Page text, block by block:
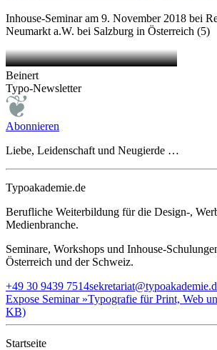
Inhouse-Seminar am 9. November 2018 bei
Neumarkt a.W. bei Salzburg in Österreich (5)
Beinert
Typo-Newsletter
Abonnieren
Liebe, Leidenschaft und Neugierde …
Typoakademie.de
Berufliche Weiterbildung für die Design-,
Medienbranche.
Seminare, Workshops und Inhouse-
Österreich und der Schweiz.
+49 30 9439 7514
Expose Seminar »Typografie für Print, Web
KB)
Startseite